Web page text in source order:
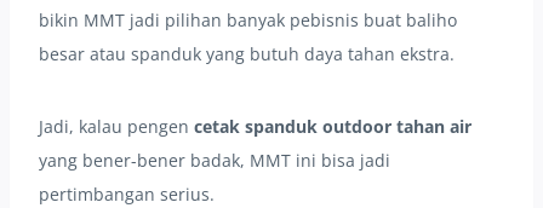
bikin MMT jadi pilihan banyak pebisnis buat baliho
besar atau spanduk yang butuh daya tahan ekstra.
Jadi, kalau pengen cetak spanduk outdoor tahan air
yang bener-bener badak, MMT ini bisa jadi
pertimbangan serius.